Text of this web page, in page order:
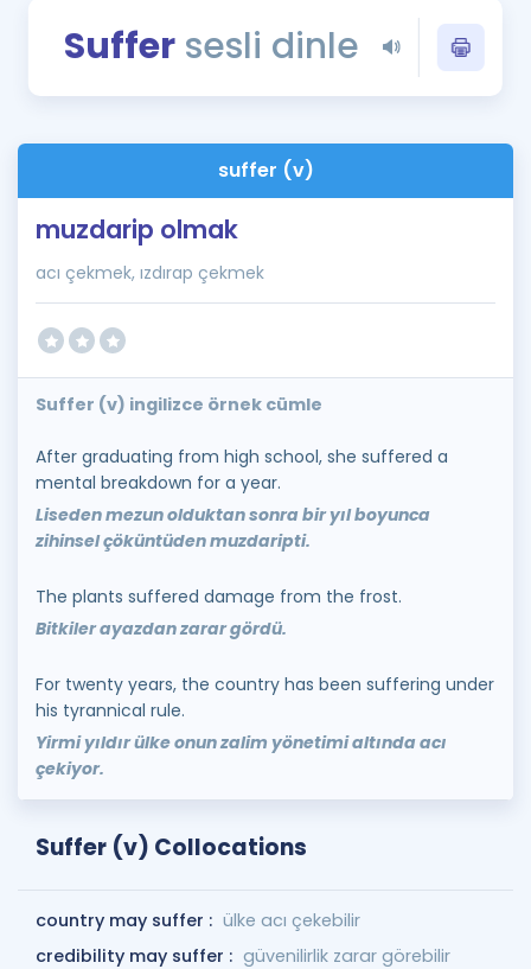
Blog
İngilizce Gramer
Suffersesli dinle
suffer (v)
muzdarip olmak
acı çekmek, ızdırap çekmek
Suffer (v) ingilizce örnek cümle
After graduating from high school, she suffered a
mental breakdown for a year.
Liseden mezun olduktan sonra bir yıl boyunca
zihinsel çöküntüden muzdaripti.
The plants suffered damage from the frost.
Bitkiler ayazdan zarar gördü.
For twenty years, the country has been suffering under
his tyrannical rule.
Yirmi yıldır ülke onun zalim yönetimi altında acı
çekiyor.
Suffer (v) Collocations
country may suffer : ülke acı çekebilir
credibility may suffer : güvenilirlik zarar görebilir